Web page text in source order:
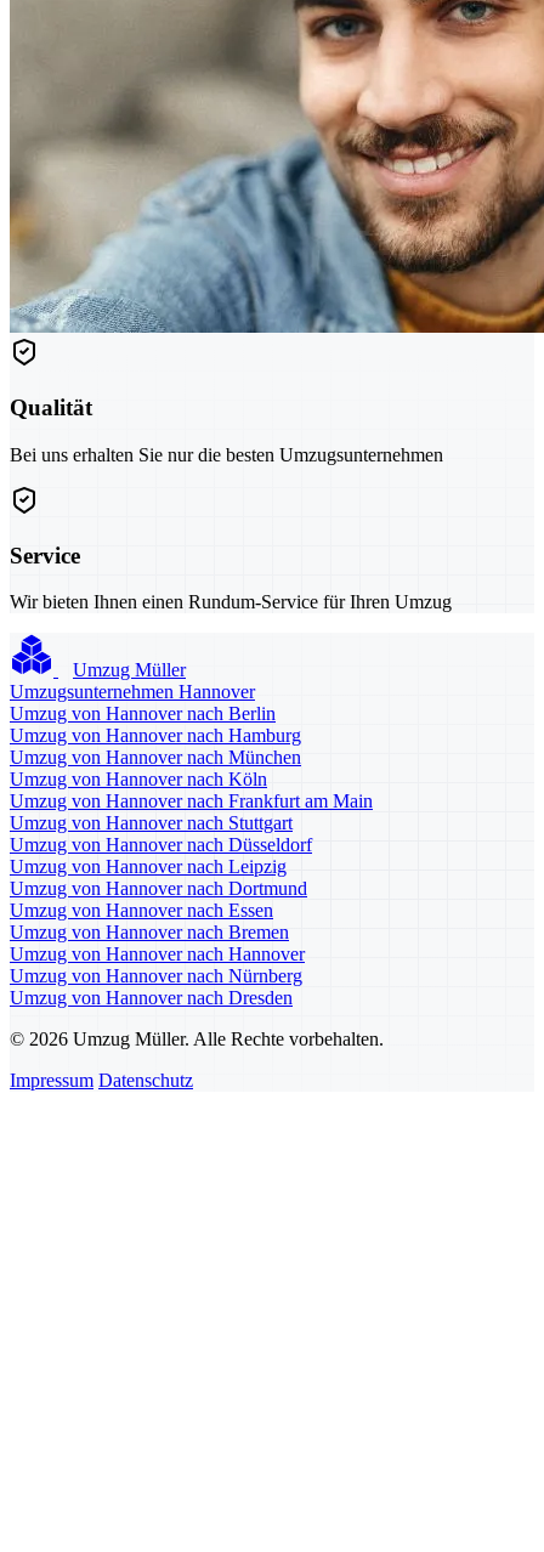
Qualität
Bei uns erhalten Sie nur die besten Umzugsunternehmen
Service
Wir bieten Ihnen einen Rundum-Service für Ihren Umzug
Umzug Müller
Umzugsunternehmen Hannover
Umzug von Hannover nach Berlin
Umzug von Hannover nach Hamburg
Umzug von Hannover nach München
Umzug von Hannover nach Köln
Umzug von Hannover nach Frankfurt am Main
Umzug von Hannover nach Stuttgart
Umzug von Hannover nach Düsseldorf
Umzug von Hannover nach Leipzig
Umzug von Hannover nach Dortmund
Umzug von Hannover nach Essen
Umzug von Hannover nach Bremen
Umzug von Hannover nach Hannover
Umzug von Hannover nach Nürnberg
Umzug von Hannover nach Dresden
© 2026 Umzug Müller. Alle Rechte vorbehalten.
Impressum Datenschutz